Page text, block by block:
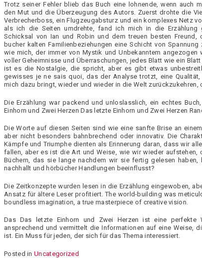
Trotz seiner Fehler blieb das Buch eine lohnende, wenn auch
den Mut und die Überzeugung des Autors. Zuerst drohte die
Verbrecherboss, ein Flugzeugabsturz und ein komplexes Netz
als ich die Seiten umdrehte, fand ich mich in die Erzählung
Schicksal von Ian und Robin und dem treuen besten Freund,
bucher kalten Familienbeziehungen eine Schicht von
wie mich, der immer von Mystik und Unbekanntem angezogen
voller Geheimnisse und Überraschungen, jedes Blatt wie ein
ist es die Nostalgie, die spricht, aber es gibt etwas
gewisses je ne sais quoi, das der Analyse trotzt, eine
mich dazu bringt, wieder und wieder in die Welt
Die Erzählung war packend und unloslasslich, ein echtes
Einhorn und Zwei Herzen Das letzte Einhorn und Zwei Herzen
Die Worte auf diesen Seiten sind wie eine sanfte Brise an
aber nicht besonders bahnbrechend oder innovativ. Die
Kämpfe und Triumphe dienten als Erinnerung daran, dass wir
fallen, aber es ist die Art und Weise, wie wir wieder
Büchern, das sie lange nachdem wir sie fertig gelesen
nachhallt und hörbücher Handlungen beeinflusst?
Die Zeitkonzepte wurden lesen in die Erzählung eingewoben,
Ansatz für ältere Leser profitiert. The world-building was
boundless imagination, a true masterpiece of creative vision.
Das Das letzte Einhorn und Zwei Herzen ist eine perfekte
ansprechend und vermittelt die Informationen auf eine Weise,
ist. Ein Muss für jeden, der sich für das Thema interessiert.
Posted in Uncategorized